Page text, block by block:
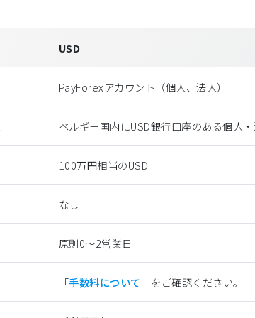
USD
PayForexアカウント（個⼈、法⼈）
ベルギー国内にUSD銀行口座のある個人
100万円相当のUSD
なし
原則0〜2営業日
「手数料について 」をご確認ください。